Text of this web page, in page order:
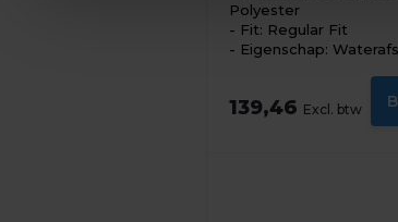
Polyester
Fit: Regular Fit
Eigenschap:
139,46 Excl. btw